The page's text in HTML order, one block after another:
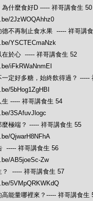
什麼食好D ----- 祥哥講食生 50
2JzWOQAhhz0
德不再制止食水果 ----- 祥哥講
YSCTECmaNzk
在於心 ----- 祥哥講食生 52
iFkRWaNnmEI
定好多糖，始終飲得過？ -----
5bHog1ZgHBI
----- 祥哥講食生 54
3SAfuvJlogc
極端？ ----- 祥哥講食生 55
QjwarH8NFhA
----- 祥哥講食生 56
AB5joeSc-Zw
？ ----- 祥哥講食生 57
5VMpQRKWKdQ
能量哪裡來？----- 祥哥講食生